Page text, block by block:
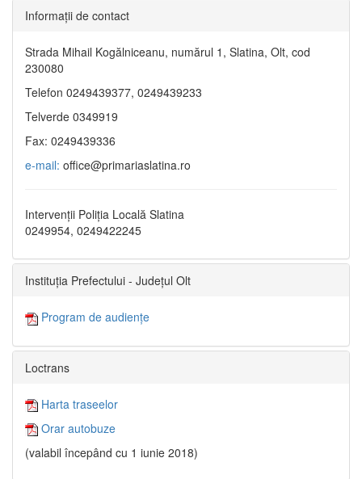
Informaţii de contact
Strada Mihail Kogălniceanu, numărul 1, Slatina, Olt, cod
230080
Telefon 0249439377, 0249439233
Telverde 0349919
Fax: 0249439336
e-mail: office@primariaslatina.ro
Intervenții Poliția Locală Slatina
0249954, 0249422245
Instituția Prefectului - Județul Olt
Program de audiențe
Loctrans
Harta traseelor
Orar autobuze
(valabil începând cu 1 iunie 2018)